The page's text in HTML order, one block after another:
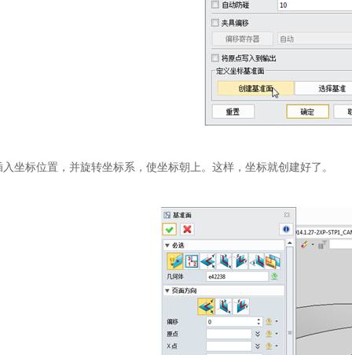
标位置，并旋转坐标系，使坐标朝上。这样，坐标就创建好了。